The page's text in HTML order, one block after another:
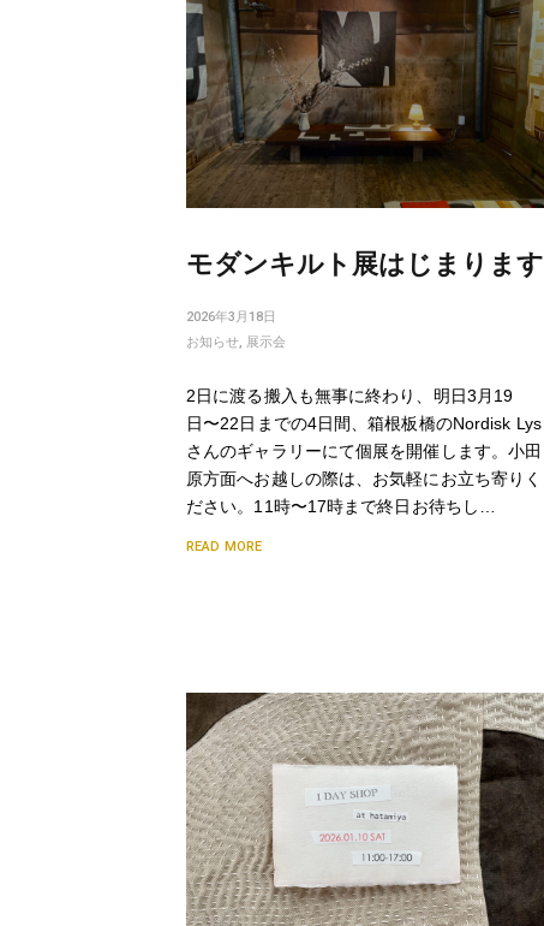
モダンキルト展はじまります
2026年3月18日
お知らせ
展示会
2日に渡る搬入も無事に終わり、明日3月19
日〜22日までの4日間、箱根板橋のNordisk Lys
さんのギャラリーにて個展を開催します。小田
原方面へお越しの際は、お気軽にお立ち寄りく
ださい。11時〜17時まで終日お待ちし…
READ MORE
navigation